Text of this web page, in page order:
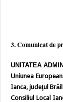
3. Comunicat de
UNITATEA
Uniunea
Ianca, judeţul
Consiliul Local